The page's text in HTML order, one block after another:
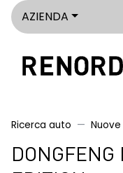
AZIENDA
Ricerca auto Nuove
DONGFENG